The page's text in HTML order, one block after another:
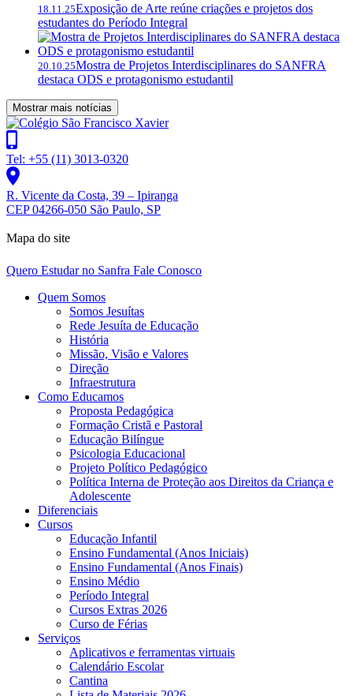
18.11.25Exposição de Arte reúne criações e projetos dos
estudantes do Período Integral
20.10.25Mostra de Projetos Interdisciplinares do SANFRA
destaca ODS e protagonismo estudantil
Mostrar mais notícias
Tel: +55 (11) 3013-0320
R. Vicente da Costa, 39 – Ipiranga
CEP 04266-050 São Paulo, SP
Mapa do site
Quero Estudar no Sanfra Fale Conosco
Quem Somos
Somos Jesuítas
Rede Jesuíta de Educação
História
Missão, Visão e Valores
Direção
Infraestrutura
Como Educamos
Proposta Pedagógica
Formação Cristã e Pastoral
Educação Bilíngue
Psicologia Educacional
Projeto Político Pedagógico
Política Interna de Proteção aos Direitos da Criança e
Adolescente
Diferenciais
Cursos
Educação Infantil
Ensino Fundamental (Anos Iniciais)
Ensino Fundamental (Anos Finais)
Ensino Médio
Período Integral
Cursos Extras 2026
Curso de Férias
Serviços
Aplicativos e ferramentas virtuais
Calendário Escolar
Cantina